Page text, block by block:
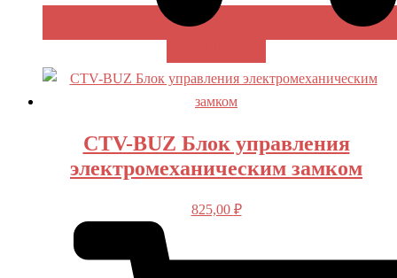
CTV-BUZ Блок управления
электромеханическим замком
825,00 ₽